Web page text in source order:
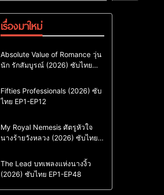
เรื่องมาใหม่
Comedy Drama
ซีรี่ย์เกาหลี
ซีรี่ย์เกาหลีซับไทย
Absolute Value of Romance วุ่น
นัก รักสัมบูรณ์ (2026) ซับไทย
Action & Adventure
Comedy
Drama
ซีรี่ย์เกาหลี
Fifties Professionals (2026) ซับ
ไทย EP1-EP12
Comedy
Drama
Sci-Fi & Fantasy
ซีรี่ย์เกาหลี
My Royal Nemesis ศัตรูหัวใจ
นางร้ายวังหลวง (2026) ซับไทย
Drama
ซีรี่ย์จีน
ซีรี่ย์จีนซับไทย
The Lead บทเพลงแห่งนางงิ้ว
(2026) ซับไทย EP1-EP48